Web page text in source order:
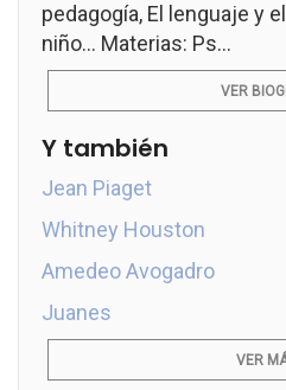
pedagogía, El lenguaje y
niño... Materias: Ps...
VER
Y también
Jean Piaget
Whitney Houston
Amedeo Avogadro
Juanes
VER